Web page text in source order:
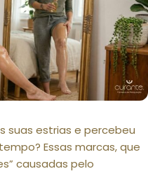
suas estrias e percebeu
Essas marcas, que
causadas pelo